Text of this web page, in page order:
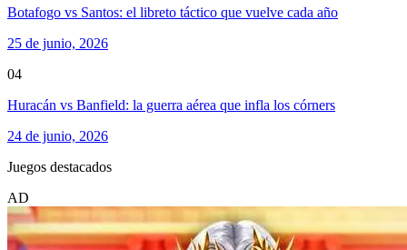
Botafogo vs Santos: el libreto táctico que vuelve cada año
25 de junio, 2026
04
Huracán vs Banfield: la guerra aérea que infla los córners
24 de junio, 2026
Juegos destacados
AD